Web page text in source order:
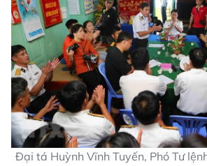
Đại tá Huỳnh Vĩnh Tuyến, Phó Tư